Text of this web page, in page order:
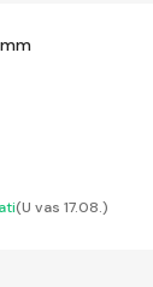
(U vas 17.08.)